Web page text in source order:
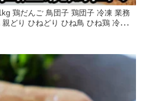
鶏だんご 鳥団子 鶏団子 冷凍 業務
どり ひねどり ひね鳥 ひね鶏 冷凍
チュー カレー 具材 鶏団子鍋 鶏つ
無し 食品